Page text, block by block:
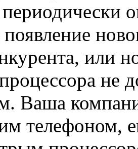
появление
или
не
Ваша
телефоном,